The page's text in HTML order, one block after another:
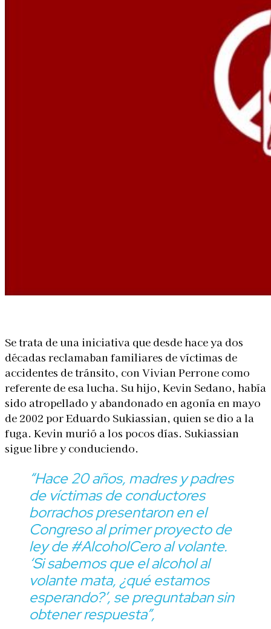
Se trata de una iniciativa que desde hace ya dos
décadas reclamaban familiares de víctimas de
accidentes de tránsito, con Vivian Perrone como
referente de esa lucha. Su hijo, Kevin Sedano, había
sido atropellado y abandonado en agonía en mayo
de 2002 por Eduardo Sukiassian, quien se dio a la
fuga. Kevin murió a los pocos días. Sukiassian
sigue libre y conduciendo.
“Hace 20 años, madres y padres
de víctimas de conductores
borrachos presentaron en el
Congreso al primer proyecto de
ley de #AlcoholCero al volante.
‘Si sabemos que el alcohol al
volante mata, ¿qué estamos
esperando?’, se preguntaban sin
obtener respuesta”,